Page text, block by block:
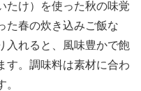
たけ）を使った秋の味覚
た春の炊き込みご飯な
入れると、風味豊かで飽
す。調味料は素材に合わ